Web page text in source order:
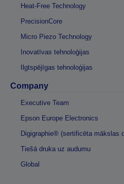
Heat-Free Technology
PrecisionCore
Micro Piezo Technology
Inovatīvas tehnoloģijas
Ilgtspējīgas tehnoloģijas
Company
Executive Team
Epson Europe Electronics
Digigraphie® (sertificēta mākslas
Tiešā druka uz audumu
Global